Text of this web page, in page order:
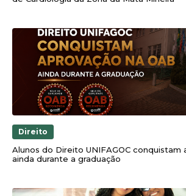
Direito
Alunos do Direito UNIFAGOC conquistam
ainda durante a graduação